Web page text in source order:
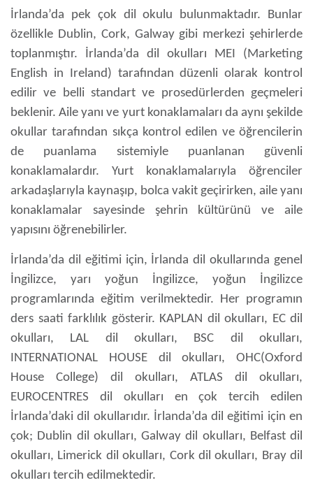
İrlanda’da pek çok dil okulu bulunmaktadır. Bunlar
özellikle Dublin, Cork, Galway gibi merkezi şehirlerde
toplanmıştır. İrlanda’da dil okulları MEI (Marketing
English in Ireland) tarafından düzenli olarak kontrol
edilir ve belli standart ve prosedürlerden geçmeleri
beklenir. Aile yanı ve yurt konaklamaları da aynı şekilde
okullar tarafından sıkça kontrol edilen ve öğrencilerin
de puanlama sistemiyle puanlanan güvenli
konaklamalardır. Yurt konaklamalarıyla öğrenciler
arkadaşlarıyla kaynaşıp, bolca vakit geçirirken, aile yanı
konaklamalar sayesinde şehrin kültürünü ve aile
yapısını öğrenebilirler.
İrlanda’da dil eğitimiiçin, İrlanda dil okullarında genel
İngilizce, yarı yoğun İngilizce, yoğun İngilizce
programlarında eğitim verilmektedir. Her programın
ders saati farklılık gösterir. KAPLAN dil okulları, EC dil
okulları, LAL dil okulları, BSC dil okulları,
INTERNATIONAL HOUSE dil okulları, OHC(Oxford
House College) dil okulları, ATLAS dil okulları,
EUROCENTRES dil okulları en çok tercih edilen
İrlanda’daki dil okullarıdır. İrlanda’da dil eğitimi için en
çok; Dublin dil okulları, Galway dil okulları, Belfast dil
okulları, Limerick dil okulları, Cork dil okulları, Bray dil
okulları tercih edilmektedir.